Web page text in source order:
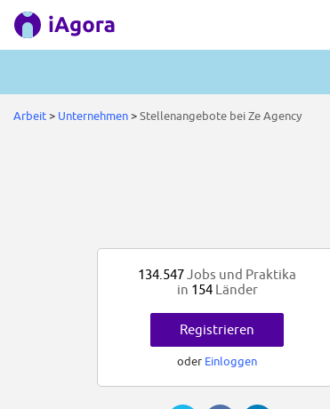
Arbeit> Unternehmen>Stellenangebote bei Ze Agency
134.547Jobs und Praktika
in 154Länder
Registrieren
oder Einloggen